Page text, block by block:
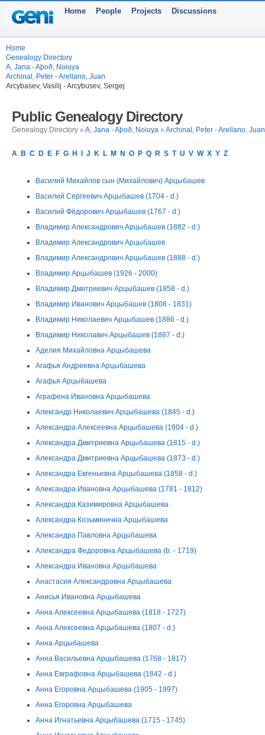
Home People Projects Discussions
Home
Genealogy Directory
A, Jana - Aþoð, Noiuya
Archinal, Peter - Arellano, Juan
Arcybasev, Vasilij - Arcybusev, Sergej
Public Genealogy Directory
Genealogy Directory » A, Jana - Aþoð, Noiuya » Archinal, Peter - Arellano, Juan
A B C D E F G H J K L M N O P Q R S T U V W X Y Z
Василий Михайлов сын (Михайлович) Арцыбашев
Василий Сергеевич Арцыбашев (1704 - d.)
Василий Фёдорович Арцыбашев (1767 - d.)
Владимир Александрович Арцыбашев (1882 - d.)
Владимир Александрович Арцыбашев
Владимир Александрович Арцыбашев (1888 - d.)
Владимир Арцыбашев (1926 - 2000)
Владимир Дмитриевич Арцыбашев (1858 - d.)
Владимир Иванович Арцыбашев (1808 - 1831)
Владимир Николаевич Арцыбашев (1886 - d.)
Владимир Николавич Арцыбашев (1887 - d.)
Аделия Михайловна Арцыбашева
Агафья Андреевна Арцыбашева
Агафья Арцыбашева
Аграфена Ивановна Арцыбашева
Александр Николаевич Арцыбашева (1845 - d.)
Александра Алексеевна Арцыбашева (1804 - d.)
Александра Дмитриевна Арцыбашева (1815 - d.)
Александра Дмитриевна Арцыбашева (1873 - d.)
Александра Евгеньевна Арцыбашева (1858 - d.)
Александра Ивановна Арцыбашева (1781 - 1812)
Александра Казимировна Арцыбашева
Александра Козьминична Арцыбашева
Александра Павловна Арцыбашева
Александра Федоровна Арцыбашева (b. - 1719)
Александра Ивановна Арцыбашева
Анастасия Александровна Арцыбашева
Анисья Ивановна Арцыбашева
Анна Алексеевна Арцыбашева (1818 - 1727)
Анна Алексеевна Арцыбашева (1807 - d.)
Анна Арцыбашева
Анна Васильевна Арцыбашева (1768 - 1817)
Анна Евграфовна Арцыбашева (1842 - d.)
Анна Егоровна Арцыбашева (1905 - 1997)
Анна Егоровна Арцыбашева
Анна Игнатьевна Арцыбашева (1715 - 1745)